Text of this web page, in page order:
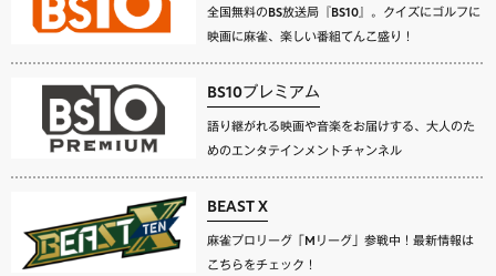
全国無料のBS放送局『BS10』。クイズにゴルフに
映画に麻雀、楽しい番組てんこ盛り！
BS10プレミアム
語り継がれる映画や音楽をお届けする、大人のた
めのエンタテインメントチャンネル
BEAST X
麻雀プロリーグ「Mリーグ」参戦中！最新情報は
こちらをチェック！